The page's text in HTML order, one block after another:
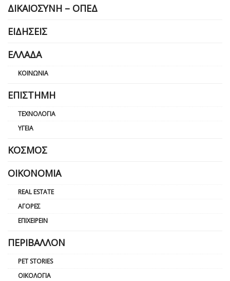
ΔΙΚΑΙΟΣΎΝΗ – ΟΠΕΔ
ΕΙΔΉΣΕΙΣ
ΕΛΛΆΔΑ
ΚΟΙΝΩΝΊΑ
ΕΠΙΣΤΉΜΗ
ΤΕΧΝΟΛΟΓΊΑ
ΥΓΕΊΑ
ΚΌΣΜΟΣ
ΟΙΚΟΝΟΜΊΑ
REAL ESTATE
ΑΓΟΡΈΣ
ΕΠΙΧΕΙΡΕΊΝ
ΠΕΡΙΒΆΛΛΟΝ
PET STORIES
ΟΙΚΟΛΟΓΊΑ